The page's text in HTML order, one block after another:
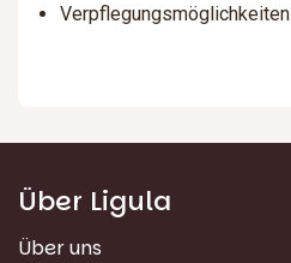
Verpflegungsmöglichkeiten
Über Ligula
Über uns